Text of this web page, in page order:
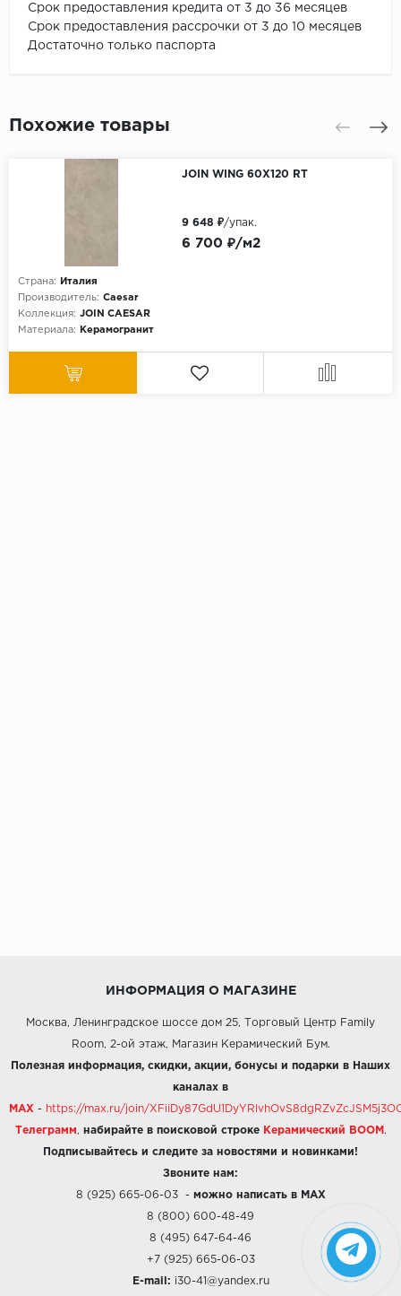
Срок предоставления кредита от 3 до 36 месяцев
Срок предоставления рассрочки от 3 до 10 месяцев
Достаточно только паспорта
Похожие товары
JOIN WING 60X120 RT
Страна:
Италия
Производитель: Caesar
Коллекция: JOIN CAESAR
Материала:
Керамогранит
6 700 ₽/м2
9 648 ₽/упак.
ИНФОРМАЦИЯ О МАГАЗИНЕ
Москва, Ленинградское шоссе дом 25, Торговый Центр Family
Room, 2-ой этаж, Магазин Керамический Бум.
Полезная информация, скидки, акции, бонусы и подарки в Наших
каналах в
MAX - https://max.ru/join/
Телеграмм набирайте в поисковой строке Керамический BOOM .
Подписывайтесь и следите за новостями и новинками!
Звоните нам:
8 (925) 665-06-03- можно написать в MAX
8 (800) 600-48-49
8 (495) 647-64-46
+7 (925) 665-06-03
E-mail: i30-41@yandex.ru